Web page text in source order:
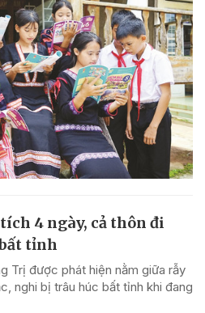
4 ngày, cả thôn đi
tỉnh
Trị được phát hiện nằm giữa rẫy
nghi bị trâu húc bất tỉnh khi đang